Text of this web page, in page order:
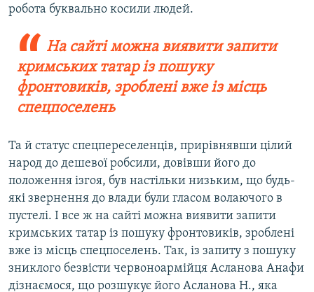
робота буквально косили людей.
На сайті можна виявити запити
кримських татар із пошуку
фронтовиків, зроблені вже із місць
спецпоселень
Та й статус спецпереселенців, прирівнявши цілий
народ до дешевої робсили, довівши його до
положення ізгоя, був настільки низьким, що будь-
які звернення до влади були гласом волаючого в
пустелі. І все ж на сайті можна виявити запити
кримських татар із пошуку фронтовиків, зроблені
вже із місць спецпоселень. Так, із запиту з пошуку
зниклого безвісти червоноармійця Асланова Анафи
дізнаємося, що розшукує його Асланова Н., яка